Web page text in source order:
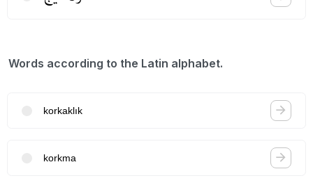
Words according to the Latin alphabet.
korkaklık
korkma